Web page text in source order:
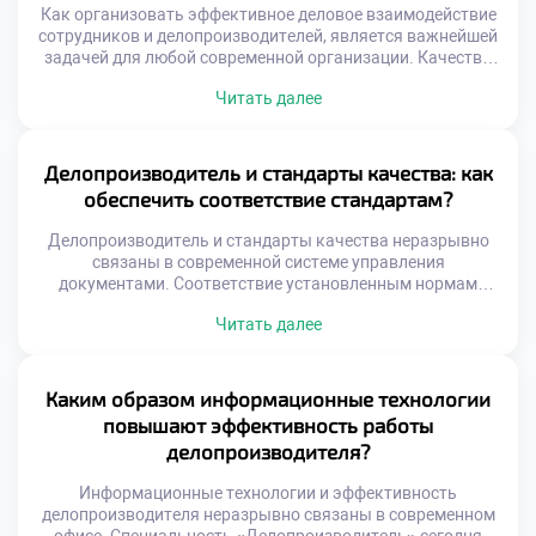
Как организовать эффективное деловое взаимодействие
сотрудников и делопроизводителей, является важнейшей
задачей для любой современной организации. Качество
работы всего коллектива. Делопроизводитель не может
задержки и конфликты. Эффективное взаимодействие
строится на четких правилах и взаимном уважении.
Понимание ролей каждого участника процесса устраняет
Читать далее
Делопроизводитель и стандарты качества: как
обеспечить соответствие стандартам?
Делопроизводитель и стандарты качества неразрывно
связаны в современной системе управления
документами. Соответствие установленным нормам
любого специалиста. Без соблюдения стандартов
настоящего эксперта от простого технического
исполнителя. Стандарты обеспечивают юридическую
значимость и единообразие документации организации.
Они создают единое информационное пространство для
Читать далее
Каким образом информационные технологии
повышают эффективность работы
делопроизводителя?
Информационные технологии и эффективность
делопроизводителя неразрывно связаны в современном